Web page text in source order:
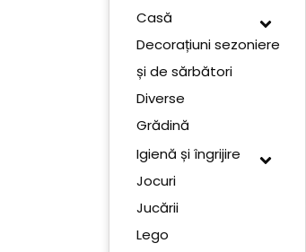
Casă
Decorațiuni sezoniere
și de sărbători
Diverse
Grădină
Igienă și îngrijire
Jocuri
Jucării
Lego